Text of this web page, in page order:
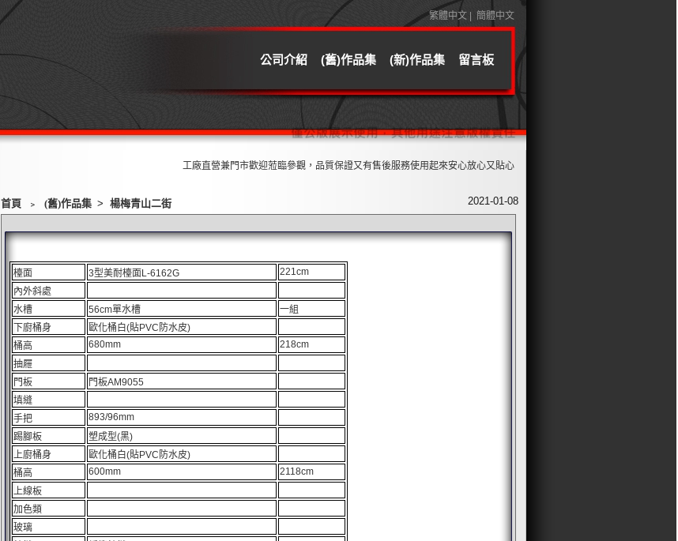
繁體中文 簡體中文
公司介紹 (舊)作品集 (新)作品集 留言板
工廠直營兼門市歡迎蒞臨參觀，品質保證又有售後服務使用起來安心放心又貼心
首頁 ﹥ (舊)作品集 > 楊梅青山二街 2021-01-08
檯面 3型美耐檯面L-6162G
221cm
內外斜處
水槽
56cm單水槽
一組
下廚桶身
歐化桶白(貼PVC防水皮)
桶高
680mm
218cm
抽屜
門板
門板AM9055
填縫
手把
893/96mm
踢腳板
塑成型(黑)
上廚桶身
歐化桶白(貼PVC防水皮)
桶高
600mm
2118cm
上線板
加色類
玻璃